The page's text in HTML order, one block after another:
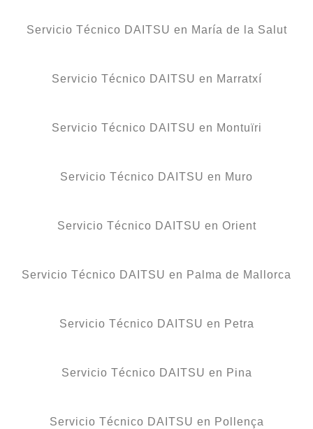
Servicio Técnico DAITSU en María de la Salut
Servicio Técnico DAITSU en Marratxí
Servicio Técnico DAITSU en Montuïri
Servicio Técnico DAITSU en Muro
Servicio Técnico DAITSU en Orient
Servicio Técnico DAITSU en Palma de Mallorca
Servicio Técnico DAITSU en Petra
Servicio Técnico DAITSU en Pina
Servicio Técnico DAITSU en Pollença